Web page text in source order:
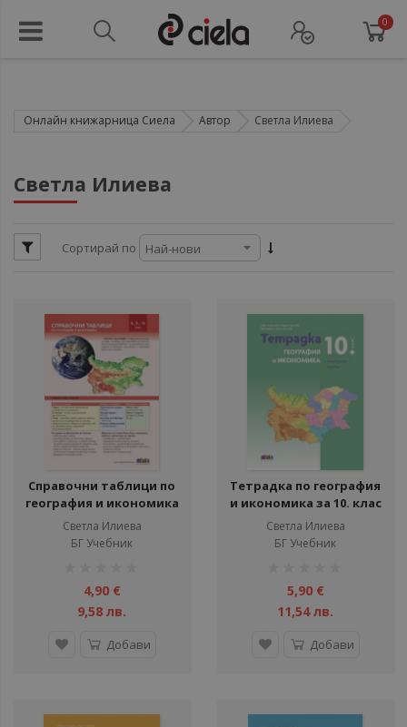
0
Онлайн книжарница Сиела Автор Светла Илиева
Светла Илиева
Сортирай по
Справочни таблици по
география и икономика
за 8., 9. и 10. клас
Светла Илиева
БГ Учебник
4,90 €
9,58 лв.
Добави
Тетрадка по география
и икономика за 10. клас
+ Контурни карти
Светла Илиева
БГ Учебник
5,90 €
11,54 лв.
Добави